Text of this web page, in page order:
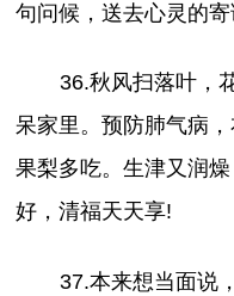
句问候，送去心灵的
36.秋风扫落叶，
呆家里。预防肺气病
果梨多吃。生津又润
好，清福天天享!
37.本来想当面说